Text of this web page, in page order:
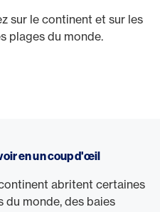
sur le continent et sur les
plages du monde.
en un coup d'œil
abritent certaines
du monde, des baies